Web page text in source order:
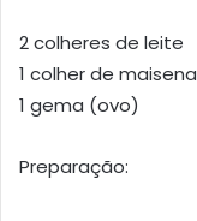
2 colheres de leite
1 colher de maisena
1 gema (ovo)
Preparação: